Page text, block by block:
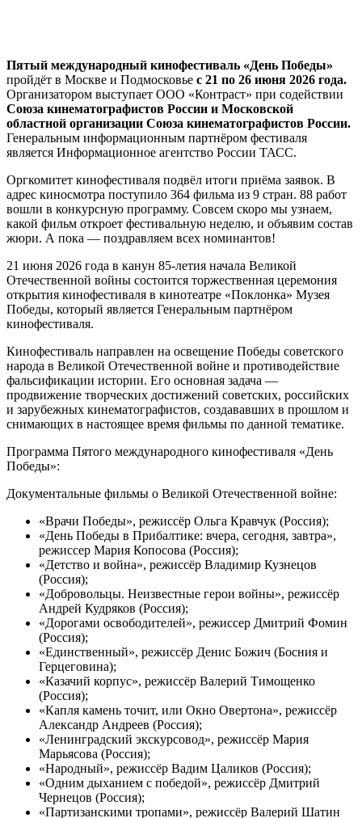
Пятый международный кинофестиваль «День Победы»
пройдёт в Москве и Подмосковье с 21 по 26 июня 2026 года.
Организатором выступает ООО «Контраст» при содействии
Союза кинематографистов России и Московской
областной организации Союза кинематографистов России.
Генеральным информационным партнёром фестиваля
является Информационное агентство России ТАСС.
Оргкомитет кинофестиваля подвёл итоги приёма заявок. В
адрес киносмотра поступило 364 фильма из 9 стран. 88 работ
вошли в конкурсную программу. Совсем скоро мы узнаем,
какой фильм откроет фестивальную неделю, и объявим состав
жюри. А пока — поздравляем всех номинантов!
21 июня 2026 года в канун 85-летия начала Великой
Отечественной войны состоится торжественная церемония
открытия кинофестиваля в кинотеатре «Поклонка» Музея
Победы, который является Генеральным партнёром
кинофестиваля.
Кинофестиваль направлен на освещение Победы советского
народа в Великой Отечественной войне и противодействие
фальсификации истории. Его основная задача —
продвижение творческих достижений советских, российских
и зарубежных кинематографистов, создававших в прошлом и
снимающих в настоящее время фильмы по данной тематике.
Программа Пятого международного кинофестиваля «День
Победы»:
Документальные фильмы о Великой Отечественной войне:
«Врачи Победы», режиссёр Ольга Кравчук (Россия);
«День Победы в Прибалтике: вчера, сегодня, завтра»,
режиссер Мария Копосова (Россия);
«Детство и война», режиссёр Владимир Кузнецов
(Россия);
«Добровольцы. Неизвестные герои войны», режиссёр
Андрей Кудряков (Россия);
«Дорогами освободителей», режиссер Дмитрий Фомин
(Россия);
«Единственный», режиссёр Денис Божич (Босния и
Герцеговина);
«Казачий корпус», режиссёр Валерий Тимощенко
(Россия);
«Капля камень точит, или Окно Овертона», режиссёр
Александр Андреев (Россия);
«Ленинградский экскурсовод», режиссёр Мария
Марьясова (Россия);
«Народный», режиссёр Вадим Цаликов (Россия);
«Одним дыханием с победой», режиссёр Дмитрий
Чернецов (Россия);
«Партизанскими тропами», режиссёр Валерий Шатин